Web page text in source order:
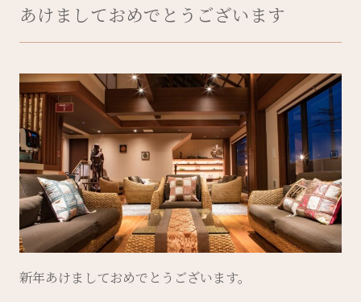
あけましておめでとうございます
新年あけましておめでとうございます。